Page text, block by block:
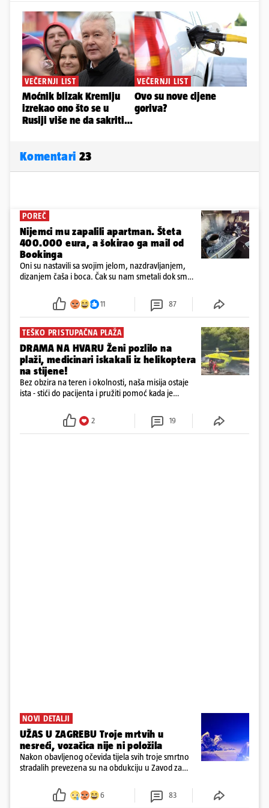
Komentari 23
POREČ
Nijemci mu zapalili apartman. Šteta
400.000 eura, a šokirao ga mail od
Bookinga
Oni su nastavili sa svojim jelom, nazdravljanjem,
dizanjem čaša i boca. Čak su nam smetali dok smo
požar, rekao je vlasnik
11 87
TEŠKO PRISTUPAČNA PLAŽA
DRAMA NA HVARU Ženi pozlilo na
plaži, medicinari iskakali iz helikoptera
na stijene!
Bez obzira na teren i okolnosti, naša misija ostaje
ista - stići do pacijenta i pružiti pomoć kada je
2 19
NOVI DETALJI
UŽAS U ZAGREBU Troje mrtvih u
nesreći, vozačica nije ni položila
Nakon obavljenog očevida tijela svih troje smrtno
stradalih prevezena su na obdukciju u Zavod za
policija nastavlja kriminalističko istraživanje
6 83